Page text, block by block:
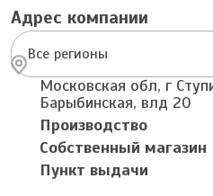
Адрес компании
Все регионы
Московская обл, г
Барыбинская, влд 20
Производство
Собственный магазин
Пункт выдачи